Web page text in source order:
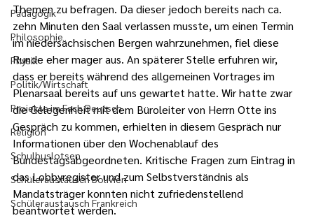
Pädagogik
Philosophie
Physik
Politik/Wirtschaft
Projekte im Fach Deutsch
Religion
Schulbuslotsen
Schüleraustausch Bolivien
Schüleraustausch Frankreich
Themen zu befragen. Da dieser jedoch bereits nach ca.
zehn Mi­nuten den Saal verlassen musste, um einen Ter­­­­min
im nieder­­sächsischen Bergen wahrzunehmen, fiel diese
Runde eher mager aus. An späterer Stelle erfuhren wir,
dass er bereits während des allgemeinen Vortrages im
Plenarsaal bereits auf uns gewartet hatte. Wir hatte zwar
die Gelegenheit mit dem Büroleiter von Herrn Otte ins
Gespräch zu kommen, erhielten in diesem Gespräch nur
Informationen über den Wochenablauf des
Bundestagsabgeordneten. Kritische Fragen zum Eintrag in
das Lobbyregister und zum Selbstverständnis als
Mandatsträger konnten nicht zufriedenstellend
beantwortet werden.